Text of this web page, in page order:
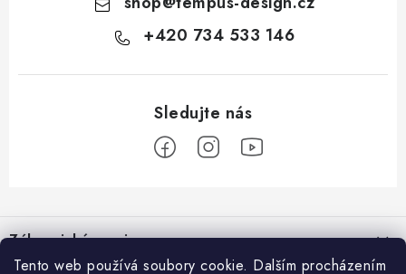
Tento web používá soubory cookie. Dalším procházením
+420 734 533 146
á
pZákaznický servis